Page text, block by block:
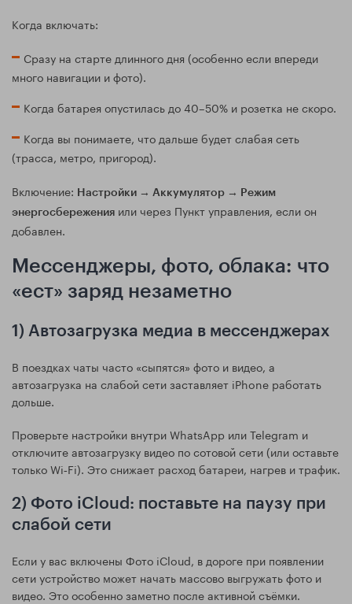
Когда включать:
Сразу на старте длинного дня (особенно если впереди
много навигации и фото).
Когда батарея опустилась до 40–50% и розетка не скоро.
Когда вы понимаете, что дальше будет слабая сеть
(трасса, метро, пригород).
Включение: Настройки → Аккумулятор → Режим
энергосбережения или через Пункт управления, если он
добавлен.
Мессенджеры, фото, облака: что
«ест» заряд незаметно
1) Автозагрузка медиа в мессенджерах
В поездках чаты часто «сыпятся» фото и видео, а
автозагрузка на слабой сети заставляет iPhone работать
дольше.
Проверьте настройки внутри WhatsApp или Telegram и
отключите автозагрузку видео по сотовой сети (или оставьте
только Wi‑Fi). Это снижает расход батареи, нагрев и трафик.
2) Фото iCloud: поставьте на паузу при
слабой сети
Если у вас включены Фото iCloud, в дороге при появлении
сети устройство может начать массово выгружать фото и
видео. Это особенно заметно после активной съёмки.